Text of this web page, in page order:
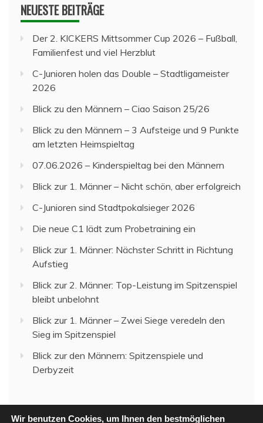
NEUESTE BEITRÄGE
Der 2. KICKERS Mittsommer Cup 2026 – Fußball,
Familienfest und viel Herzblut
C-Junioren holen das Double – Stadtligameister
2026
Blick zu den Männern – Ciao Saison 25/26
Blick zu den Männern – 3 Aufsteige und 9 Punkte
am letzten Heimspieltag
07.06.2026 – Kinderspieltag bei den Männern
Blick zur 1. Männer – Nicht schön, aber erfolgreich
C-Junioren sind Stadtpokalsieger 2026
Die neue C1 lädt zum Probetraining ein
Blick zur 1. Männer: Nächster Schritt in Richtung
Aufstieg
Blick zur 2. Männer: Top-Leistung im Spitzenspiel
bleibt unbelohnt
Blick zur 1. Männer – Zwei Siege veredeln den
Sieg im Spitzenspiel
Blick zur den Männern: Spitzenspiele und
Derbyzeit
Wir benutzen Cookies, um Ihnen den bestmöglichen